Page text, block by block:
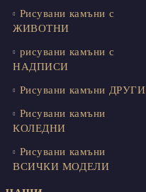
Рисувани камъни с
ЖИВОТНИ
рисувани камъни с
НАДПИСИ
Рисувани камъни ДРУГИ
Рисувани камъни
КОЛЕДНИ
Рисувани камъни
ВСИЧКИ МОДЕЛИ